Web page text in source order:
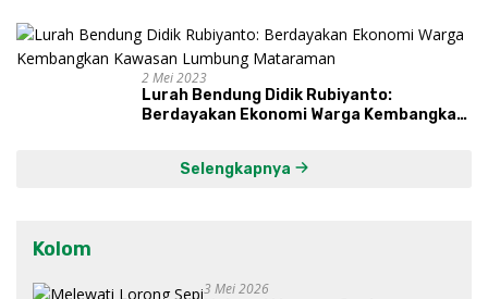
dan Syukuri Hasil
2 Mei 2023
Lurah Bendung Didik Rubiyanto:
Berdayakan Ekonomi Warga Kembangkan
Selengkapnya
Kolom
3 Mei 2026